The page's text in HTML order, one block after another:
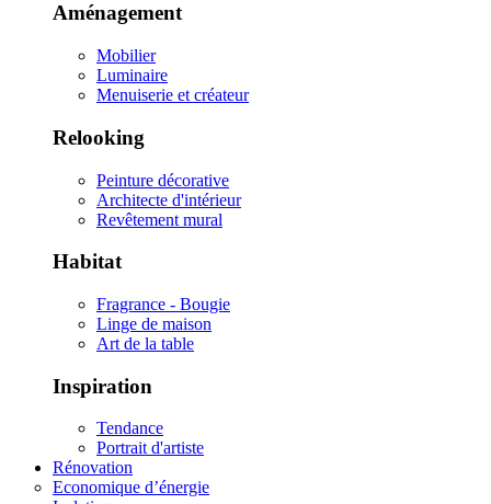
Aménagement
Mobilier
Luminaire
Menuiserie et créateur
Relooking
Peinture décorative
Architecte d'intérieur
Revêtement mural
Habitat
Fragrance - Bougie
Linge de maison
Art de la table
Inspiration
Tendance
Portrait d'artiste
Rénovation
Economique d’énergie